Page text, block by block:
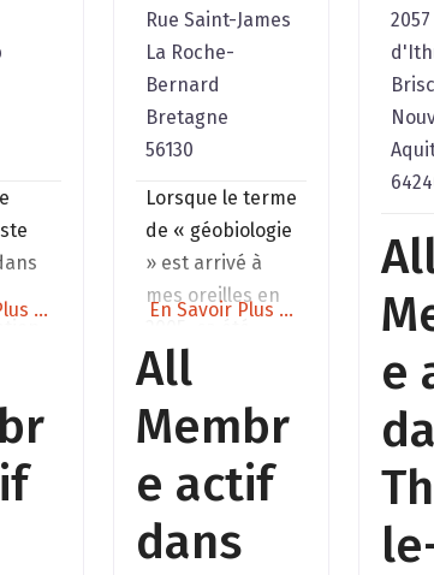
sur
...
Rue Saint-James
La Roche-
Bernard
Bretagne
56130
Lorsque le terme
de « géobiologie
» est arrivé à
mes oreilles en
comme une
porte qui
doucement allait
grandir vers un
monde par
lequel j’étais
En Savoir Plus ...
All
Membr
e actif
dans
e